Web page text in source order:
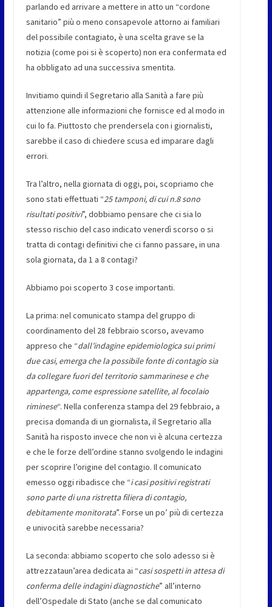
parlando ed arrivare a mettere in atto un “cordone
sanitario” più o meno consapevole attorno ai familiari
del possibile contagiato, è una scelta grave se la
notizia (come poi si è scoperto) non era confermata ed
ha obbligato ad una successiva smentita.
Invitiamo quindi il Segretario alla Sanità a fare più
attenzione alle informazioni che fornisce ed al modo in
cui lo fa. Piuttosto che prendersela con i giornalisti,
sarebbe il caso di chiedere scusa ed imparare dagli
errori.
Tra l’altro, nella giornata di oggi, poi, scopriamo che
sono stati effettuati “25 tamponi, di cui n.8 sono
risultati positivi”, dobbiamo pensare che ci sia lo
stesso rischio del caso indicato venerdì scorso o si
tratta di contagi definitivi che ci fanno passare, in una
sola giornata, da 1 a 8 contagi?
Abbiamo poi scoperto 3 cose importanti.
La prima: nel comunicato stampa del gruppo di
coordinamento del 28 febbraio scorso, avevamo
appreso che “dall’indagine epidemiologica sui primi
due casi, emerga che la possibile fonte di contagio sia
da collegare fuori del territorio sammarinese e che
appartenga, come espressione satellite, al focolaio
riminese“. Nella conferenza stampa del 29 febbraio, a
precisa domanda di un giornalista, il Segretario alla
Sanità ha risposto invece che non vi è alcuna certezza
e che le forze dell’ordine stanno svolgendo le indagini
per scoprire l’origine del contagio. Il comunicato
emesso oggi ribadisce che “i casi positivi registrati
sono parte di una ristretta filiera di contagio,
debitamente monitorata”. Forse un po’ più di certezza
e univocità sarebbe necessaria?
La seconda: abbiamo scoperto che solo adesso si è
attrezzataun’area dedicata ai “casi sospetti in attesa di
conferma delle indagini diagnostiche” all’interno
dell’Ospedale di Stato (anche se dal comunicato